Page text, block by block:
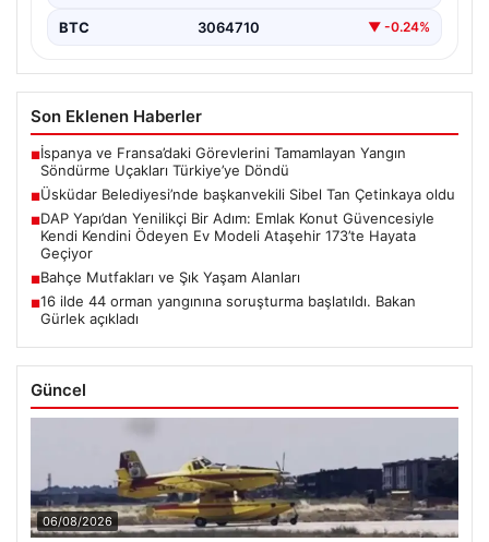
BTC 3064710 ▼ -0.24%
Son Eklenen Haberler
■İspanya ve Fransa’daki Görevlerini Tamamlayan Yangın
Söndürme Uçakları Türkiye’ye Döndü
■Üsküdar Belediyesi’nde başkanvekili Sibel Tan Çetinkaya oldu
■DAP Yapı’dan Yenilikçi Bir Adım: Emlak Konut Güvencesiyle
Kendi Kendini Ödeyen Ev Modeli Ataşehir 173’te Hayata
Geçiyor
■Bahçe Mutfakları ve Şık Yaşam Alanları
■16 ilde 44 orman yangınına soruşturma başlatıldı. Bakan
Gürlek açıkladı
Güncel
06/08/2026